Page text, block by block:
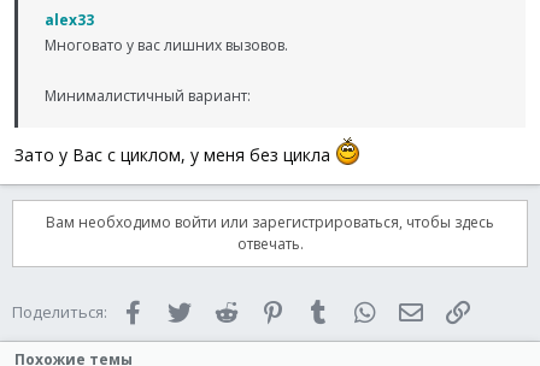
alex33
Многовато у вас лишних вызовов.
Минималистичный вариант:
Зато у Вас с циклом, у меня без цикла
Вам необходимо войти или зарегистрироваться, чтобы здесь
отвечать.
Поделиться: FacebookTwitter Reddit PinterestTumblr WhatsAppЭлектронная
Похожие темы